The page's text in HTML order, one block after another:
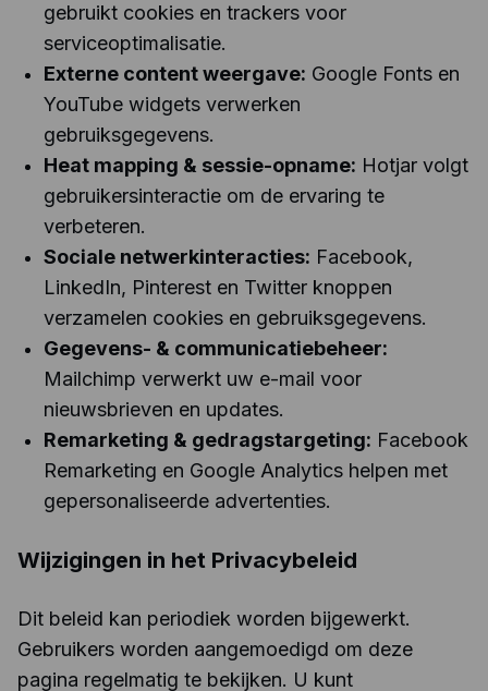
gebruikt cookies en trackers voor
serviceoptimalisatie.
Externe content weergave: Google Fonts en
YouTube widgets verwerken
gebruiksgegevens.
Heat mapping & sessie-opname: Hotjar volgt
gebruikersinteractie om de ervaring te
verbeteren.
Sociale netwerkinteracties: Facebook,
LinkedIn, Pinterest en Twitter knoppen
verzamelen cookies en gebruiksgegevens.
Gegevens- & communicatiebeheer:
Mailchimp verwerkt uw e-mail voor
nieuwsbrieven en updates.
Remarketing & gedragstargeting: Facebook
Remarketing en Google Analytics helpen met
gepersonaliseerde advertenties.
Wijzigingen in het Privacybeleid
Dit beleid kan periodiek worden bijgewerkt.
Gebruikers worden aangemoedigd om deze
pagina regelmatig te bekijken. U kunt